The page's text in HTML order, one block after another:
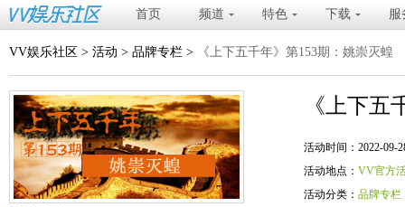
首页 频道 特色 下载 服
VV娱乐社区 > 活动 > 品牌专栏 > 《上下五千年》第153期：姚崇灭蝗
《上下五
活动时间：2022-09-
活动地点： VV官方
活动分类： 品牌专栏